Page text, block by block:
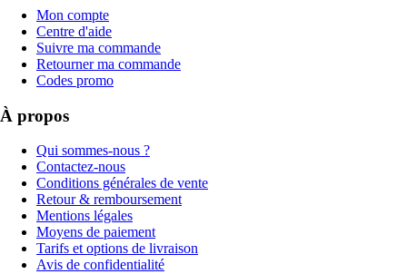
Mon compte
Centre d'aide
Suivre ma commande
Retourner ma commande
Codes promo
À propos
Qui sommes-nous ?
Contactez-nous
Conditions générales de vente
Retour & remboursement
Mentions légales
Moyens de paiement
Tarifs et options de livraison
Avis de confidentialité